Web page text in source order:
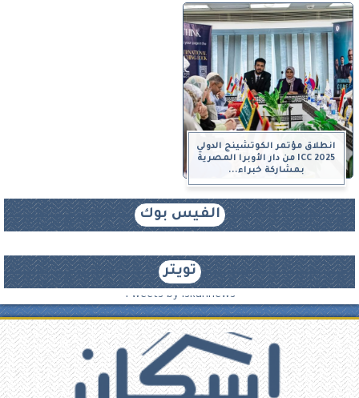
انطلاق مؤتمر الكوتشينج الدولي
ICC 2025 من دار الأوبرا المصرية
بمشاركة خبراء...
الفيس بوك
تويتر
Tweets by iskannews